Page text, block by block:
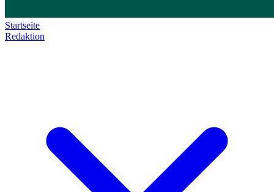
Startseite
Redaktion